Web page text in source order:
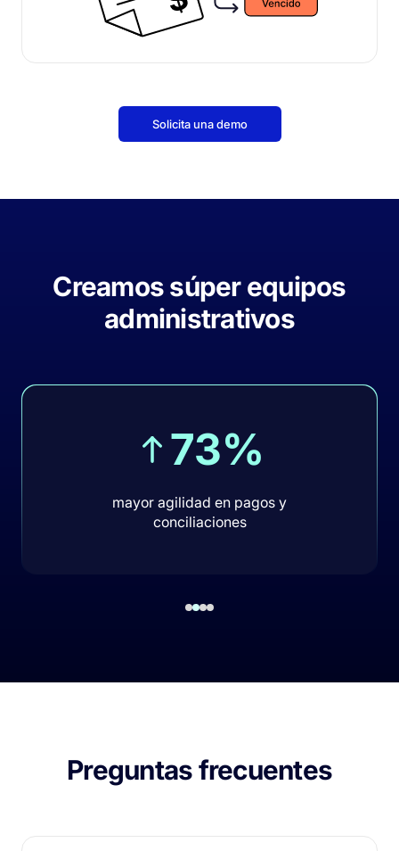
Solicita una demo
Creamos súper equipos
administrativos
73%
mayor agilidad en pagos y
conciliaciones
Preguntas frecuentes